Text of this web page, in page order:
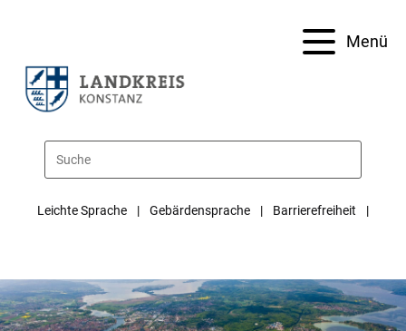
Menü
Leichte Sprache Gebärdensprache Barrierefreiheit